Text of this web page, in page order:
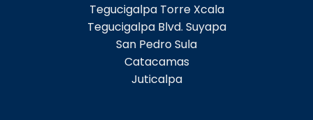
Tegucigalpa Torre Xcala
Tegucigalpa Blvd. Suyapa
San Pedro Sula
Catacamas
Juticalpa